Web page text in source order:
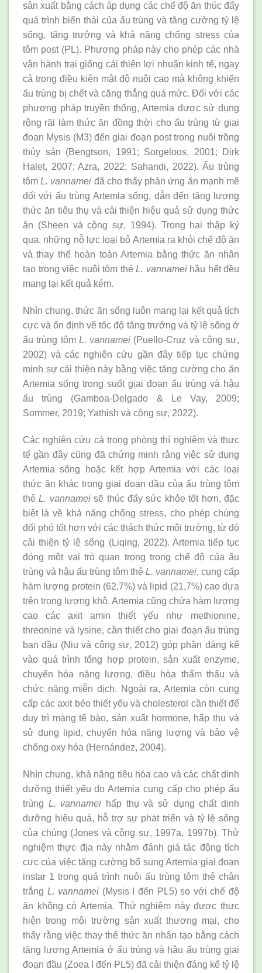
sản xuất bằng cách áp dụng các chế độ ăn thúc đẩy
quá trình biến thái của ấu trùng và tăng cường tỷ lệ
sống, tăng trưởng và khả năng chống stress của
tôm post (PL). Phương pháp này cho phép các nhà
vận hành trại giống cải thiện lợi nhuận kinh tế, ngay
cả trong điều kiện mật độ nuôi cao mà không khiến
ấu trùng bị chết và căng thẳng quá mức. Đối với các
phương pháp truyền thống, Artemia được sử dụng
rộng rãi làm thức ăn đồng thời cho ấu trùng từ giai
đoạn Mysis (M3) đến giai đoạn post trong nuôi trồng
thủy sản (Bengtson, 1991; Sorgeloos, 2001; Dirk
Halet, 2007; Azra, 2022; Sahandi, 2022). Ấu trùng
tômL. vannamei đã cho thấy phản ứng ăn mạnh mẽ
đối với ấu trùng Artemia sống, dẫn đến tăng lượng
thức ăn tiêu thụ và cải thiện hiệu quả sử dụng thức
ăn (Sheen và cộng sự, 1994). Trong hai thập kỷ
qua, những nỗ lực loại bỏ Artemia ra khỏi chế độ ăn
và thay thế hoàn toàn Artemia bằng thức ăn nhân
tạo trong việc nuôi tôm thẻ L. vannameihầu hết đều
mang lại kết quả kém.
Nhìn chung, thức ăn sống luôn mang lại kết quả tích
cực và ổn định về tốc độ tăng trưởng và tỷ lệ sống ở
ấu trùng tôm L. vannamei (Puello-Cruz và cộng sự,
2002) và các nghiên cứu gần đây tiếp tục chứng
minh sự cải thiện này bằng việc tăng cường cho ăn
Artemia sống trong suốt giai đoạn ấu trùng và hậu
ấu trùng (Gamboa-Delgado & Le Vay, 2009;
Sommer, 2019; Yathish và cộng sự, 2022).
Các nghiên cứu cả trong phòng thí nghiệm và thực
tế gần đây cũng đã chứng minh rằng việc sử dụng
Artemia sống hoặc kết hợp Artemia với các loại
thức ăn khác trong giai đoạn đầu của ấu trùng tôm
thẻL. vannameisẽ thúc đẩy sức khỏe tốt hơn, đặc
biệt là về khả năng chống stress, cho phép chúng
đối phó tốt hơn với các thách thức môi trường, từ đó
cải thiện tỷ lệ sống (Liqing, 2022). Artemia tiếp tục
đóng một vai trò quan trọng trong chế độ của ấu
trùng và hậu ấu trùng tôm thẻ L. vannamei, cung cấp
hàm lượng protein (62,7%) và lipid (21,7%) cao dựa
trên trọng lượng khô. Artemia cũng chứa hàm lượng
cao các axit amin thiết yếu như methionine,
threonine và lysine, cần thiết cho giai đoạn ấu trùng
ban đầu (Niu và cộng sự, 2012) góp phần đáng kể
vào quá trình tổng hợp protein, sản xuất enzyme,
chuyển hóa năng lượng, điều hòa thẩm thấu và
chức năng miễn dịch. Ngoài ra, Artemia còn cung
cấp các axit béo thiết yếu và cholesterol cần thiết để
duy trì màng tế bào, sản xuất hormone, hấp thu và
sử dụng lipid, chuyển hóa năng lượng và bảo vệ
chống oxy hóa (Hernández, 2004).
Nhìn chung, khả năng tiêu hóa cao và các chất dinh
dưỡng thiết yếu do Artemia cung cấp cho phép ấu
trùng L. vannamei hấp thụ và sử dụng chất dinh
dưỡng hiệu quả, hỗ trợ sự phát triển và tỷ lệ sống
của chúng (Jones và cộng sự, 1997a, 1997b). Thử
nghiệm thực địa này nhằm đánh giá tác động tích
cực của việc tăng cường bổ sung Artemia giai đoạn
instar 1 trong quá trình nuôi ấu trùng tôm thẻ chân
trắng L. vannamei (Mysis I đến PL5) so với chế độ
ăn không có Artemia. Thử nghiệm này được thực
hiện trong môi trường sản xuất thương mại, cho
thấy rằng việc thay thế thức ăn nhân tạo bằng cách
tăng lượng Artemia ở ấu trùng và hậu ấu trùng giai
đoạn đầu (Zoea I đến PL5) đã cải thiện đáng kể tỷ lệ